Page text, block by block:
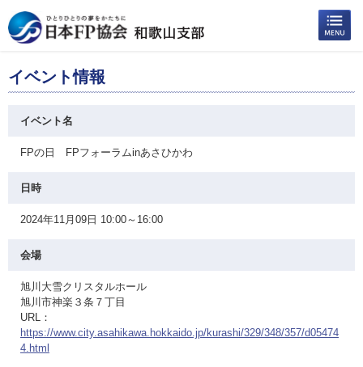
イベント情報
イベント名
FPの日 FPフォーラムinあさひかわ
日時
2024年11月09日 10:00～16:00
会場
旭川大雪クリスタルホール
旭川市神楽３条７丁目
URL：
https://www.city.asahikawa.hokkaido.jp/kurashi/329/348/357/d05474
4.html